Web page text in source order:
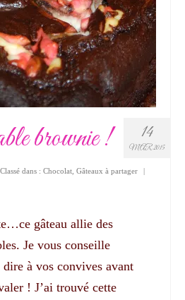
14
MAR 2015
brownie !
Classé dans : Chocolat Gâteaux à partager |
gâteau allie des
Je vous conseille
à vos convives avant
! J’ai trouvé cette